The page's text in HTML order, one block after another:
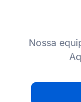
Nossa